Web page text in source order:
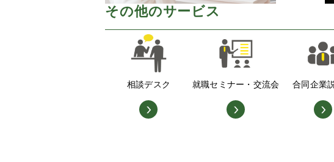
その他のサービス
相談デスク 就職セミナー・交流会 合同企業